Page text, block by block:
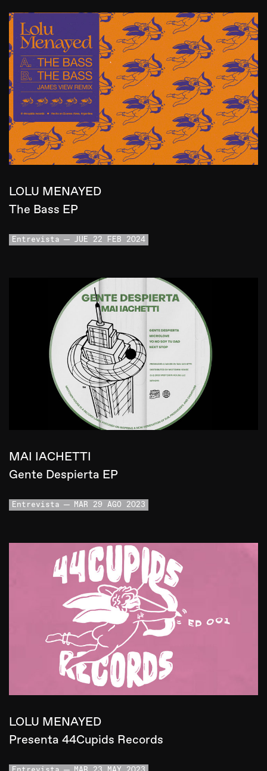
LOLU MENAYED
The Bass EP
Entrevista JUE 22 FEB 2024
MAI IACHETTI
Gente Despierta EP
Entrevista MAR 29 AGO 2023
LOLU MENAYED
Presenta 44Cupids Records